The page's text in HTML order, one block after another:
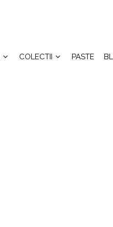
COLECTII PASTE